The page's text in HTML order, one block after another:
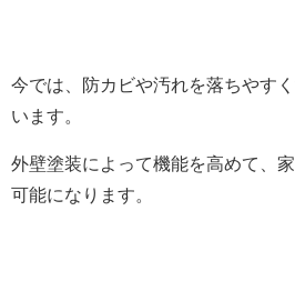
今では、防カビや汚れを落ちやす
います。
外壁塗装によって機能を高めて、
可能になります。